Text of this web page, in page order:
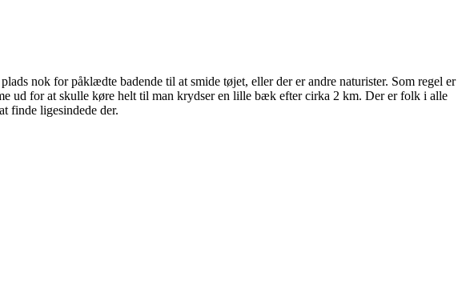
nok for påklædte badende til at smide tøjet, eller der er andre naturister. Som regel er
ud for at skulle køre helt til man krydser en lille bæk efter cirka 2 km. Der er folk i alle
finde ligesindede der.